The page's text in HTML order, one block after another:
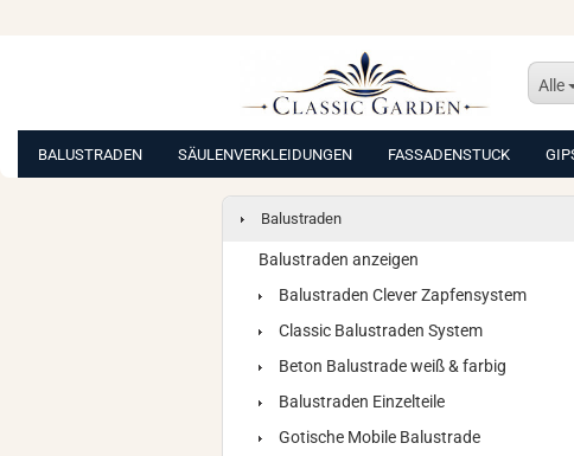
Alle
BALUSTRADEN SÄULENVERKLEIDUNGEN FASSADENSTUCK
Balustraden
Balustraden anzeigen
Balustraden Clever Zapfensystem
Classic Balustraden System
Beton Balustrade weiß & farbig
Balustraden Einzelteile
Gotische Mobile Balustrade